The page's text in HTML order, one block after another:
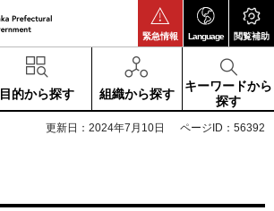
緊急情報 Language 閲覧補助
目的から探す 組織から探す
キーワードから
探す
更新日：2024年7月10日 ページID：56392